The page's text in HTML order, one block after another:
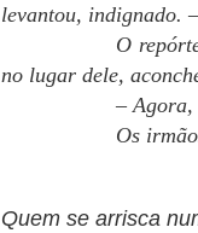
levantou, indignado.
O
no lugar dele,
– Agora,
Os
Quem se arrisca
O
mas
MAR